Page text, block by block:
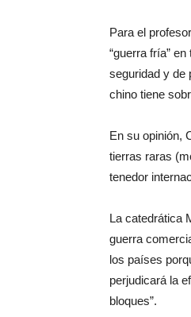
Para el
“guerra fría”
seguridad y de
chino tiene
En su opinión,
tierras raras
tenedor
La catedrática
guerra
los países
perjudicará la
bloques”.